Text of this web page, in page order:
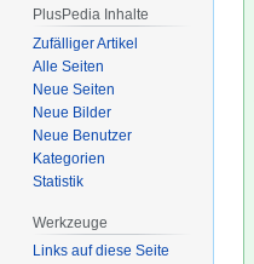
PlusPedia Inhalte
Zufälliger Artikel
Alle Seiten
Neue Seiten
Neue Bilder
Neue Benutzer
Kategorien
Statistik
Werkzeuge
Links auf diese Seite